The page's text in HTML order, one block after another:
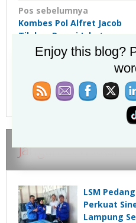
Navigasi
pos
Pos sebelumnya
Kombes Pol Alfret Jacob
Tilukay Resmi Jabat
Kapolresta Bandar
Lampung
Jangan Lewatkan
LSM
Perkuat
Lampung
Enjoy this blog?